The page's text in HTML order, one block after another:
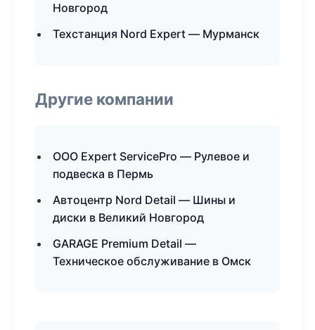
Новгород
Техстанция Nord Expert — Мурманск
Другие компании
ООО Expert ServicePro — Рулевое и
подвеска в Пермь
Автоцентр Nord Detail — Шины и
диски в Великий Новгород
GARAGE Premium Detail —
Техническое обслуживание в Омск